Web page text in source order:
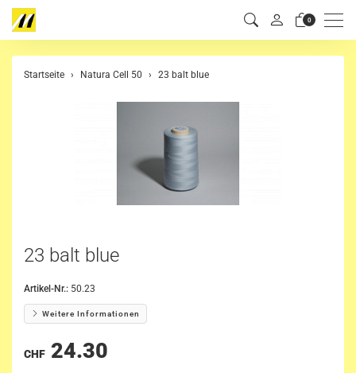
0 Menu
Startseite Natura Cell 50 23 balt blue
23 balt blue
Artikel-Nr.: 50.23
Weitere Informationen
CHF 24.30